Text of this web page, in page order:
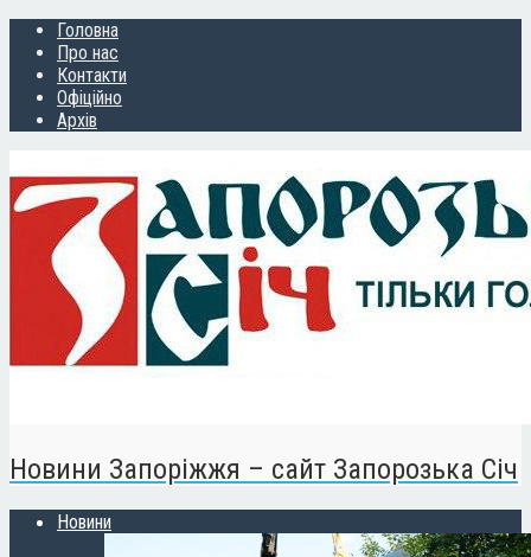
Головна
Про нас
Контакти
Офіційно
Архів
Новини Запоріжжя – сайт Запорозька Січ
Новини